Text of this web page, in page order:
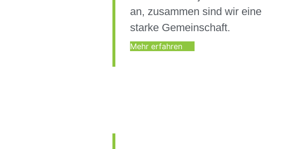
an, zusammen sind wir eine
starke Gemeinschaft.
Mehr erfahren